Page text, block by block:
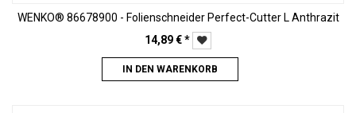
WENKO® 86678900 - Folienschneider Perfect-Cutter L Anthrazit
14,89€*
IN DEN WARENKORB